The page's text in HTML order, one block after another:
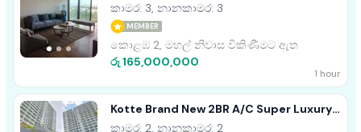
Sale Colombo 02 A36697
කාමර: 3, නානකාමර: 3
MEMBER
කොළඹ 2, මහල් නිවාස විකිණීමට ඇත
රු 165,000,000
1 hour
Kotte Brand New 2BR A/C Super Luxury
Apartment For Sale
කාමර: 2, නානකාමර: 2